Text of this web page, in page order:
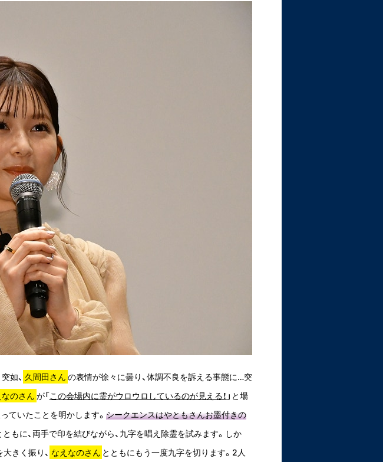
如、 久間田さん の表情が徐々に曇り、体調不良を訴える事態に…突
なのさん が「この会場内に霊がウロウロしているのが見える！ 」と場
ていたことを明かします。 シークエンスはやともさんお墨付きの
ともに、両手で印を結びながら、九字を唱え除霊を試みます。しか
きく振り、 なえなのさん とともにもう一度九字を切ります。2人